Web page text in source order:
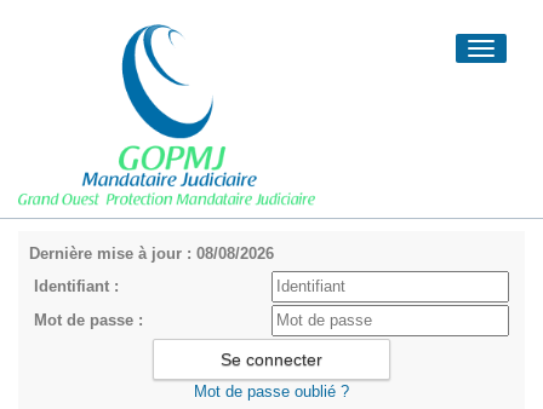
Toggle
Dernière mise à jour : 08/08/2026
Identifiant :
Mot de passe :
Mot de passe oublié ?